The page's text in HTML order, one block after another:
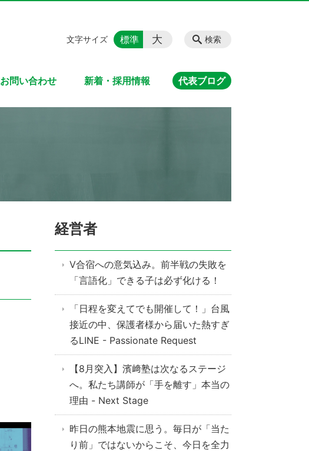
お問い合わせ 新着・採用情報 代表ブログ
検索
文字サイズ 標準 大
経営者
V合宿への意気込み。前半戦の失敗を
「言語化」できる子は必ず化ける！
「日程を変えてでも開催して！」台風
接近の中、保護者様から届いた熱すぎ
るLINE - Passionate Request
【8月突入】濱﨑塾は次なるステージ
へ。私たち講師が「手を離す」本当の
理由 - Next Stage
昨日の熊本地震に思う。毎日が「当た
り前」ではないからこそ、今日を全力